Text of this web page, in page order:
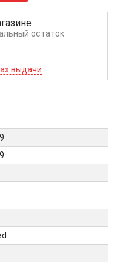
остаток
выдачи